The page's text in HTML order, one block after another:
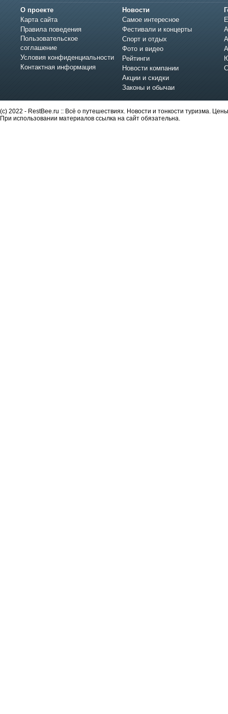
О проекте
Карта сайта
Правила поведения
Пользовательское
соглашение
Условия конфиденциальности
Контактная информация
Новости
Самое интересное
Фестивали и концерты
Спорт и отдых
Фото и видео
Рейтинги
Новости компании
Акции и скидки
Законы и обычаи
(c) 2022 - RestBee.ru :: Всё о путешествиях. Новости и тонкости туризма.
При использовании материалов ссылка на сайт обязательна.